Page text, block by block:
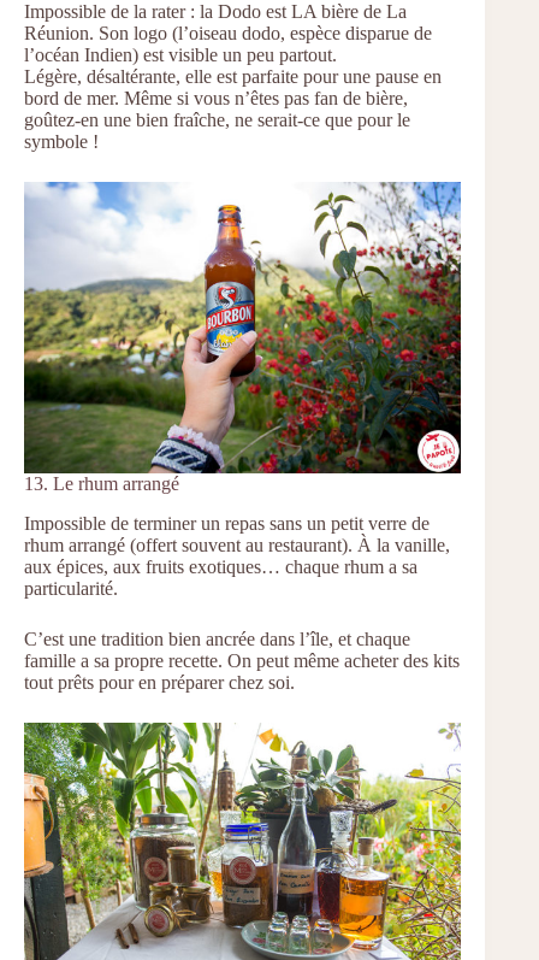
Impossible de la rater : la Dodo est LA bière de La
Réunion. Son logo (l’oiseau dodo, espèce disparue de
l’océan Indien) est visible un peu partout.
Légère, désaltérante, elle est parfaite pour une pause en
bord de mer. Même si vous n’êtes pas fan de bière,
goûtez-en une bien fraîche, ne serait-ce que pour le
symbole !
13. Le rhum arrangé
Impossible de terminer un repas sans un petit verre de
rhum arrangé (offert souvent au restaurant). À la vanille,
aux épices, aux fruits exotiques… chaque rhum a sa
particularité.
C’est une tradition bien ancrée dans l’île, et chaque
famille a sa propre recette. On peut même acheter des kits
tout prêts pour en préparer chez soi.